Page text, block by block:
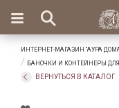
Вход
Избранное
×
Салоны
Доставка
Оплата
ИНТЕРНЕТ-МАГАЗИН "АУРА
БАНОЧКИ И КОНТЕЙНЕРЫ
ВЕРНУТЬСЯ В КАТАЛОГ